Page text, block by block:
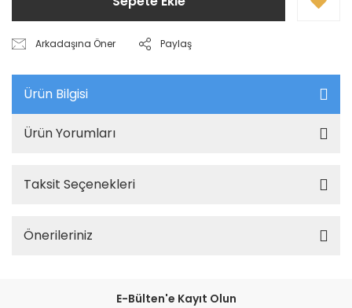
Arkadaşına Öner Paylaş
Ürün Bilgisi
Ürün Yorumları
Taksit Seçenekleri
Önerileriniz
E-Bülten'e Kayıt Olun